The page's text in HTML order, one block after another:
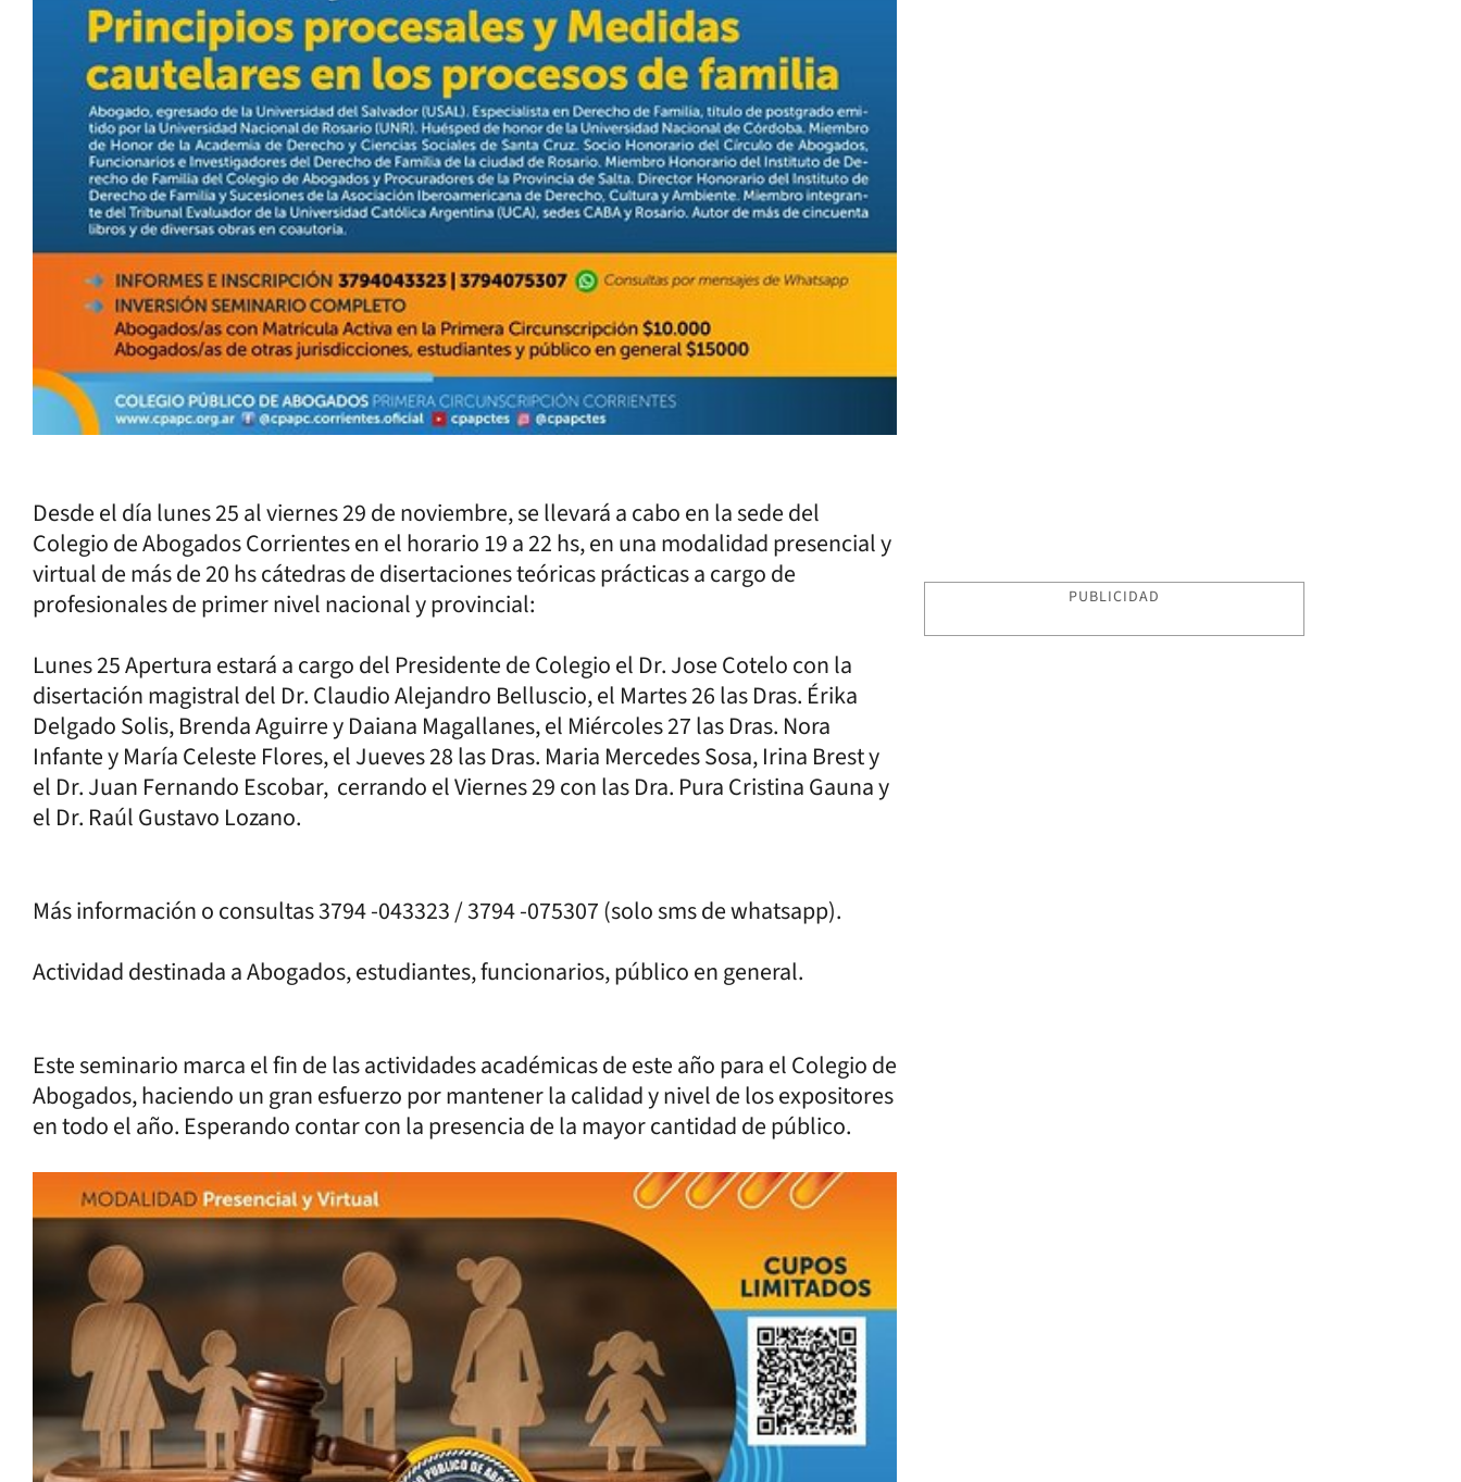
Desde el día lunes 25 al viernes 29 de noviembre, se llevará a cabo en la sede del
Colegio de Abogados Corrientes en el horario 19 a 22 hs, en una modalidad presencial y
virtual de más de 20 hs cátedras de disertaciones teóricas prácticas a cargo de
profesionales de primer nivel nacional y provincial:
Lunes 25 Apertura estará a cargo del Presidente de Colegio el Dr. Jose Cotelo con la
disertación magistral del Dr. Claudio Alejandro Belluscio, el Martes 26 las Dras. Érika
Delgado Solis, Brenda Aguirre y Daiana Magallanes, el Miércoles 27 las Dras. Nora
Infante y María Celeste Flores, el Jueves 28 las Dras. Maria Mercedes Sosa, Irina Brest y
el Dr. Juan Fernando Escobar, cerrando el Viernes 29 con las Dra. Pura Cristina Gauna y
el Dr. Raúl Gustavo Lozano.
Más información o consultas 3794 -043323 / 3794 -075307 (solo sms de whatsapp).
Actividad destinada a Abogados, estudiantes, funcionarios, público en general.
Este seminario marca el fin de las actividades académicas de este año para el Colegio de
Abogados, haciendo un gran esfuerzo por mantener la calidad y nivel de los expositores
en todo el año. Esperando contar con la presencia de la mayor cantidad de público.
PUBLICIDAD